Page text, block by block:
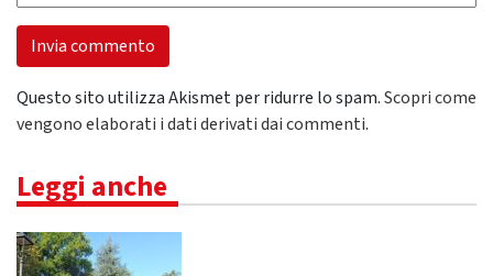
Questo sito utilizza Akismet per ridurre lo spam.Scopri come
vengono elaborati i dati derivati dai commenti.
Leggi anche